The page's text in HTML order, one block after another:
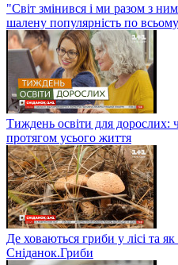
"Світ змінився і ми разом з
шалену популярність по всьому
Тиждень освіти для дорослих:
протягом усього життя
Де ховаються гриби у лісі та
Сніданок.Гриби